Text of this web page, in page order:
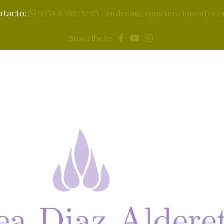
0034-636915183
Suscríbete